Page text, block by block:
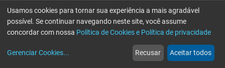
web
Notícias
more_horiz
Mais
Usamos cookies para tornar sua experiência a mais agradável
possível. Se continuar navegando neste site, você assume
concordar com nossa Política de Cookies e Política de privacidade
Gerenciar Cookies... Recusar Aceitar todos
Erro ao enviar informações, por favor tente novamente